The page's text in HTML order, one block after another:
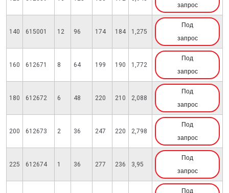
запрос
140 615001 12 96 174 184 1,275
Под
запрос
160 612671 8 64 199 190 1,772
Под
запрос
180 612672 6 48 220 210 2,088
Под
запрос
200 612673 2 36 247 220 2,798
Под
запрос
225 612674 1 36 277 236 3,95
Под
запрос
Под